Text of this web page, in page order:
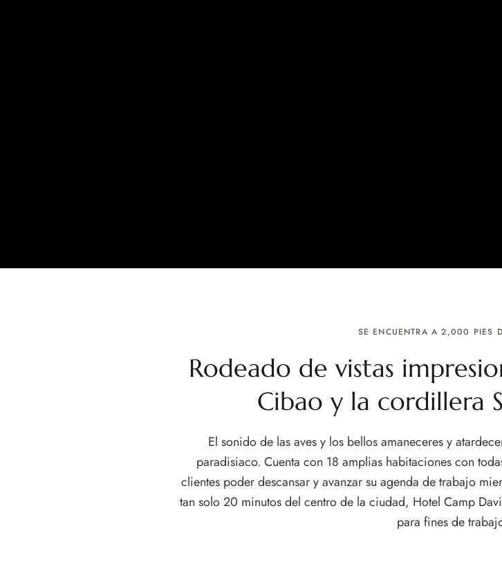
SE ENCUENTRA A 2,000 PIES
Rodeado de vistas
Cibao y la cordillera
El sonido de las aves y los bellos amaneceres y
paradisiaco. Cuenta con 18 amplias habitaciones con
clientes poder descansar y avanzar su agenda de trabajo
tan solo 20 minutos del centro de la ciudad, Hotel Camp
para fines de